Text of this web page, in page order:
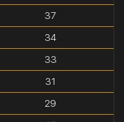
37
34
33
31
29